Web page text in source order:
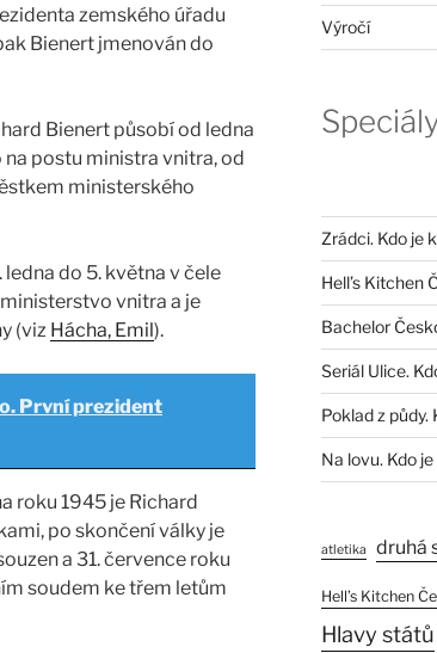
zemského úřadu
Bienert jmenován do
Bienert působí od ledna
postu ministra vnitra, od
ministerského
do 5. května v čele
vnitra a je
(viz Hácha, Emil).
První prezident
roku 1945 je Richard
po skončení války je
a 31. července roku
soudem ke třem letům
Výročí
Zrádci. Kdo je
Hell’s Kitchen
Bachelor
Seriál Ulice.
Poklad z půdy.
Na lovu. Kdo
atletika druhá
Hell’s Kitchen
Hlavy států